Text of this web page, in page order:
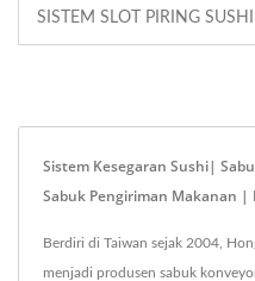
SISTEM SLOT PIRING SUSHI
Sistem Kesegaran Sushi|
Sabuk Pengiriman Makanan |
Berdiri di Taiwan sejak 2004,
menjadi produsen sabuk